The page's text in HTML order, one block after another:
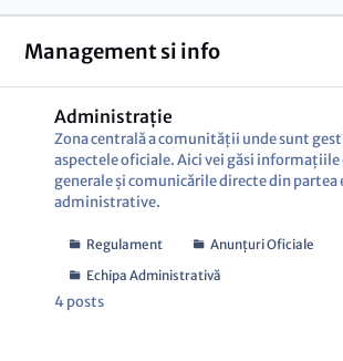
Management si info
Administrație
Zona centrală a comunității unde sunt
aspectele oficiale. Aici vei găsi
generale și comunicările directe din partea
administrative.
Regulament
Anunțuri Oficiale
Echipa Administrativă
4posts